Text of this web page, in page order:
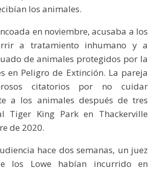
los animales.
en noviembre, acusaba a los
a tratamiento inhumano y a
de animales protegidos por la
en Peligro de Extinción. La pareja
citatorios por no cuidar
a los animales después de tres
Tiger King Park en Thackerville
de 2020.
hace dos semanas, un juez
los Lowe habían incurrido en